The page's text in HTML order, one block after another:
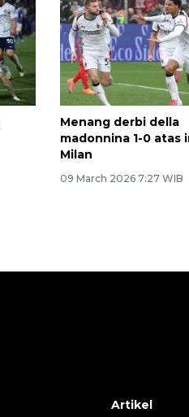
Menang derbi della
madonnina 1-0 atas
Milan
09 March 2026 7:27 WIB
triwulan II-
tumbuh 5,29 persen
Artikel